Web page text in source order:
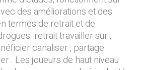
des améliorations et des
termes de retrait et de
retrait travailler sur ,
canaliser , partage
. Les joueurs de haut niveau